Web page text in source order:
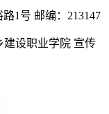
1号 邮编：213147
设职业学院 宣传